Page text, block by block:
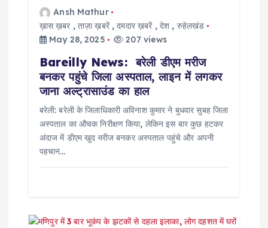
Ansh Mathur
ख़ास ख़बर ,ताज़ा ख़बरें,दमदार ख़बरें , देश , रुहेलखंड
May 28, 2025
207 views
Bareilly News: बरेली डीएम मरीज
बनकर पहुंचे जिला अस्पताल, लाइन में लगकर
जाना अल्ट्रासाउंड का हाल
बरेली: बरेली के जिलाधिकारी अविनाश कुमार ने बुधवार सुबह जिला
अस्पताल का औचक निरीक्षण किया, लेकिन इस बार कुछ हटकर
अंदाज में डीएम खुद मरीज बनकर अस्पताल पहुंचे और अपनी
पहचान…